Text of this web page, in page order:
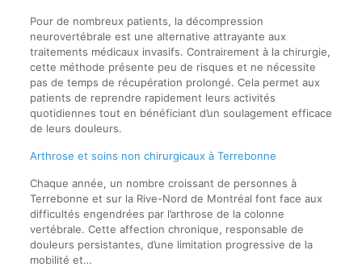
Pour de nombreux patients, la décompression
neurovertébrale est une alternative attrayante aux
traitements médicaux invasifs. Contrairement à la chirurgie,
cette méthode présente peu de risques et ne nécessite
pas de temps de récupération prolongé. Cela permet aux
patients de reprendre rapidement leurs activités
quotidiennes tout en bénéficiant d’un soulagement efficace
de leurs douleurs.
Arthrose et soins non chirurgicaux à Terrebonne
Chaque année, un nombre croissant de personnes à
Terrebonne et sur la Rive-Nord de Montréal font face aux
difficultés engendrées par l’arthrose de la colonne
vertébrale. Cette affection chronique, responsable de
douleurs persistantes, d’une limitation progressive de la
mobilité et…